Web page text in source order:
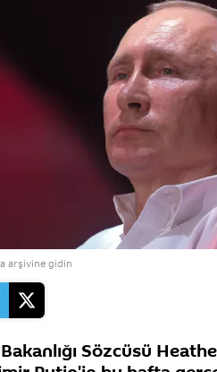
arşivine gidin
Sözcüsü